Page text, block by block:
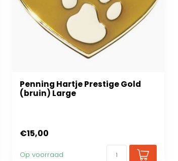
Penning Hartje Prestige Gold
(bruin) Large
€15,00
Op voorraad